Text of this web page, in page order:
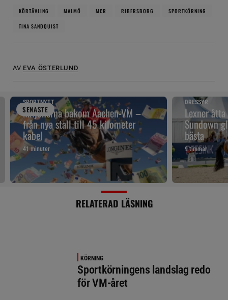
KÖRTÄVLING MALMÖ MCR RIBERSBORG
SPORTKÖRNING
TINA SANDQUIST
AV EVA ÖSTERLUND
SENASTE
SPORTNYTT
Miljonerna bakom Aachen-VM –
från nya stall till 45 kilometer
kabel
41 minuter
DRESSYR
Lexner
Sundown
bästa
9 timmar
RELATERAD LÄSNING
KÖRNING
Sportkörningens landslag redo
för VM-året